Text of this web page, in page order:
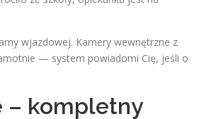
wjazdowej. Kamery wewnętrzne z
— system powiadomi Cię, jeśli o
– kompletny